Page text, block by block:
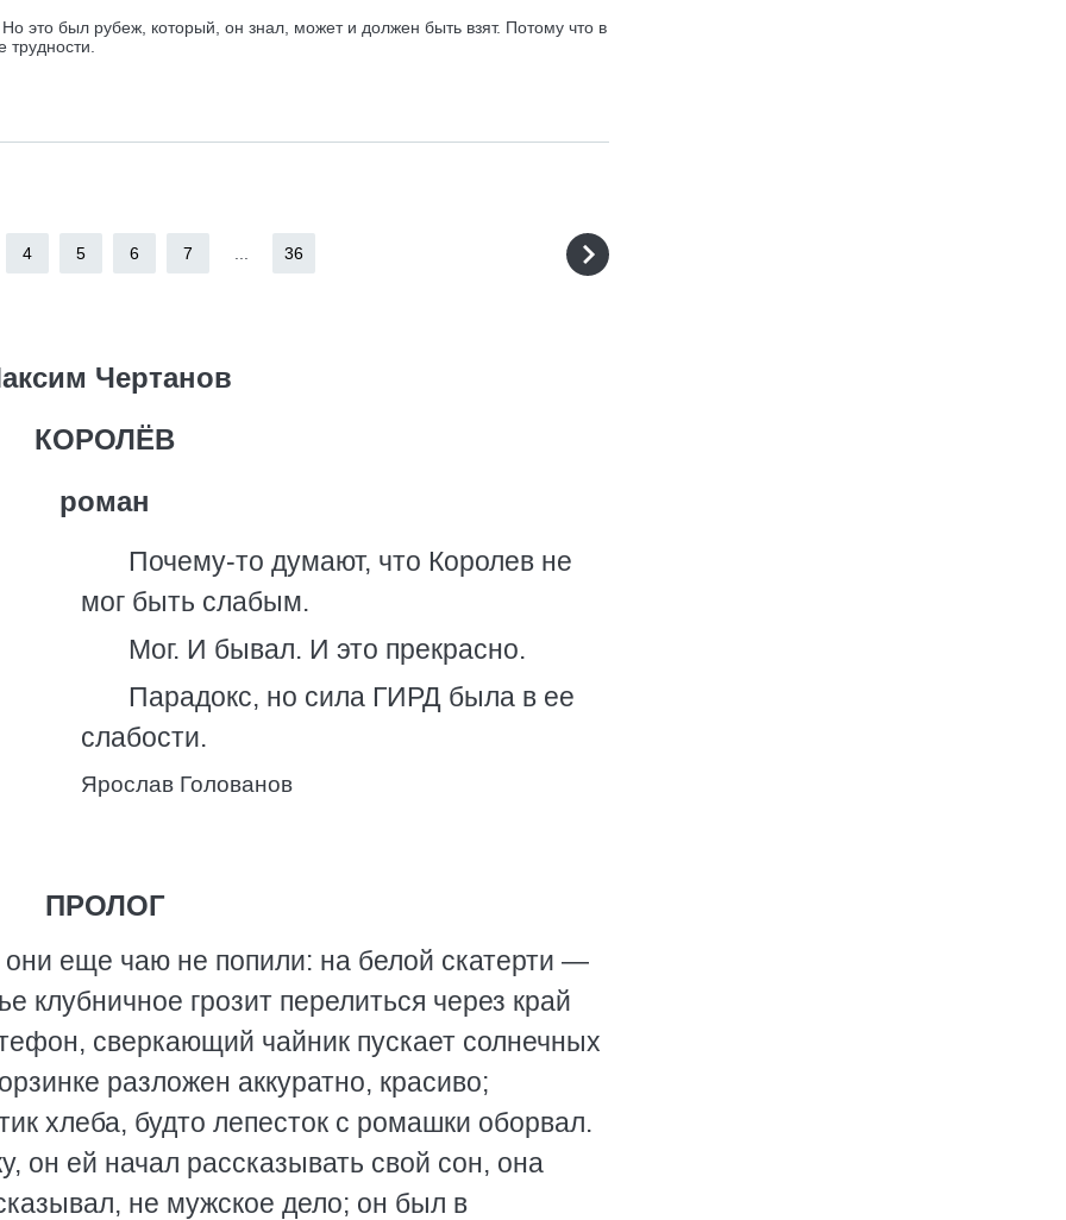
это был рубеж, который, он знал, может и должен быть взят. Потому что в
трудности.
4 5 6 7 36
Чертанов
КОРОЛЁВ
роман
Почему-то думают, что Королев не
мог быть слабым.
Мог. И бывал. И это прекрасно.
Парадокс, но сила ГИРД была в ее
слабости.
Ярослав Голованов
ПРОЛОГ
они еще чаю не попили: на белой скатерти —
клубничное грозит перелиться через край
сверкающий чайник пускает солнечных
разложен аккуратно, красиво;
хлеба, будто лепесток с ромашки оборвал.
он ей начал рассказывать свой сон, она
не мужское дело; он был в